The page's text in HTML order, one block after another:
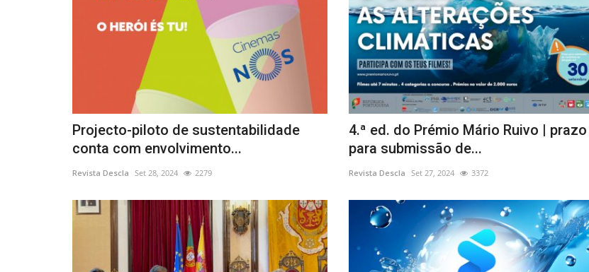
Projecto-piloto de sustentabilidade
conta com envolvimento...
Revista Descla Set 28, 2024 2279
4.ª ed. do Prémio Mário Ruivo | prazo
para submissão de...
Revista Descla Set 27, 2024 3372